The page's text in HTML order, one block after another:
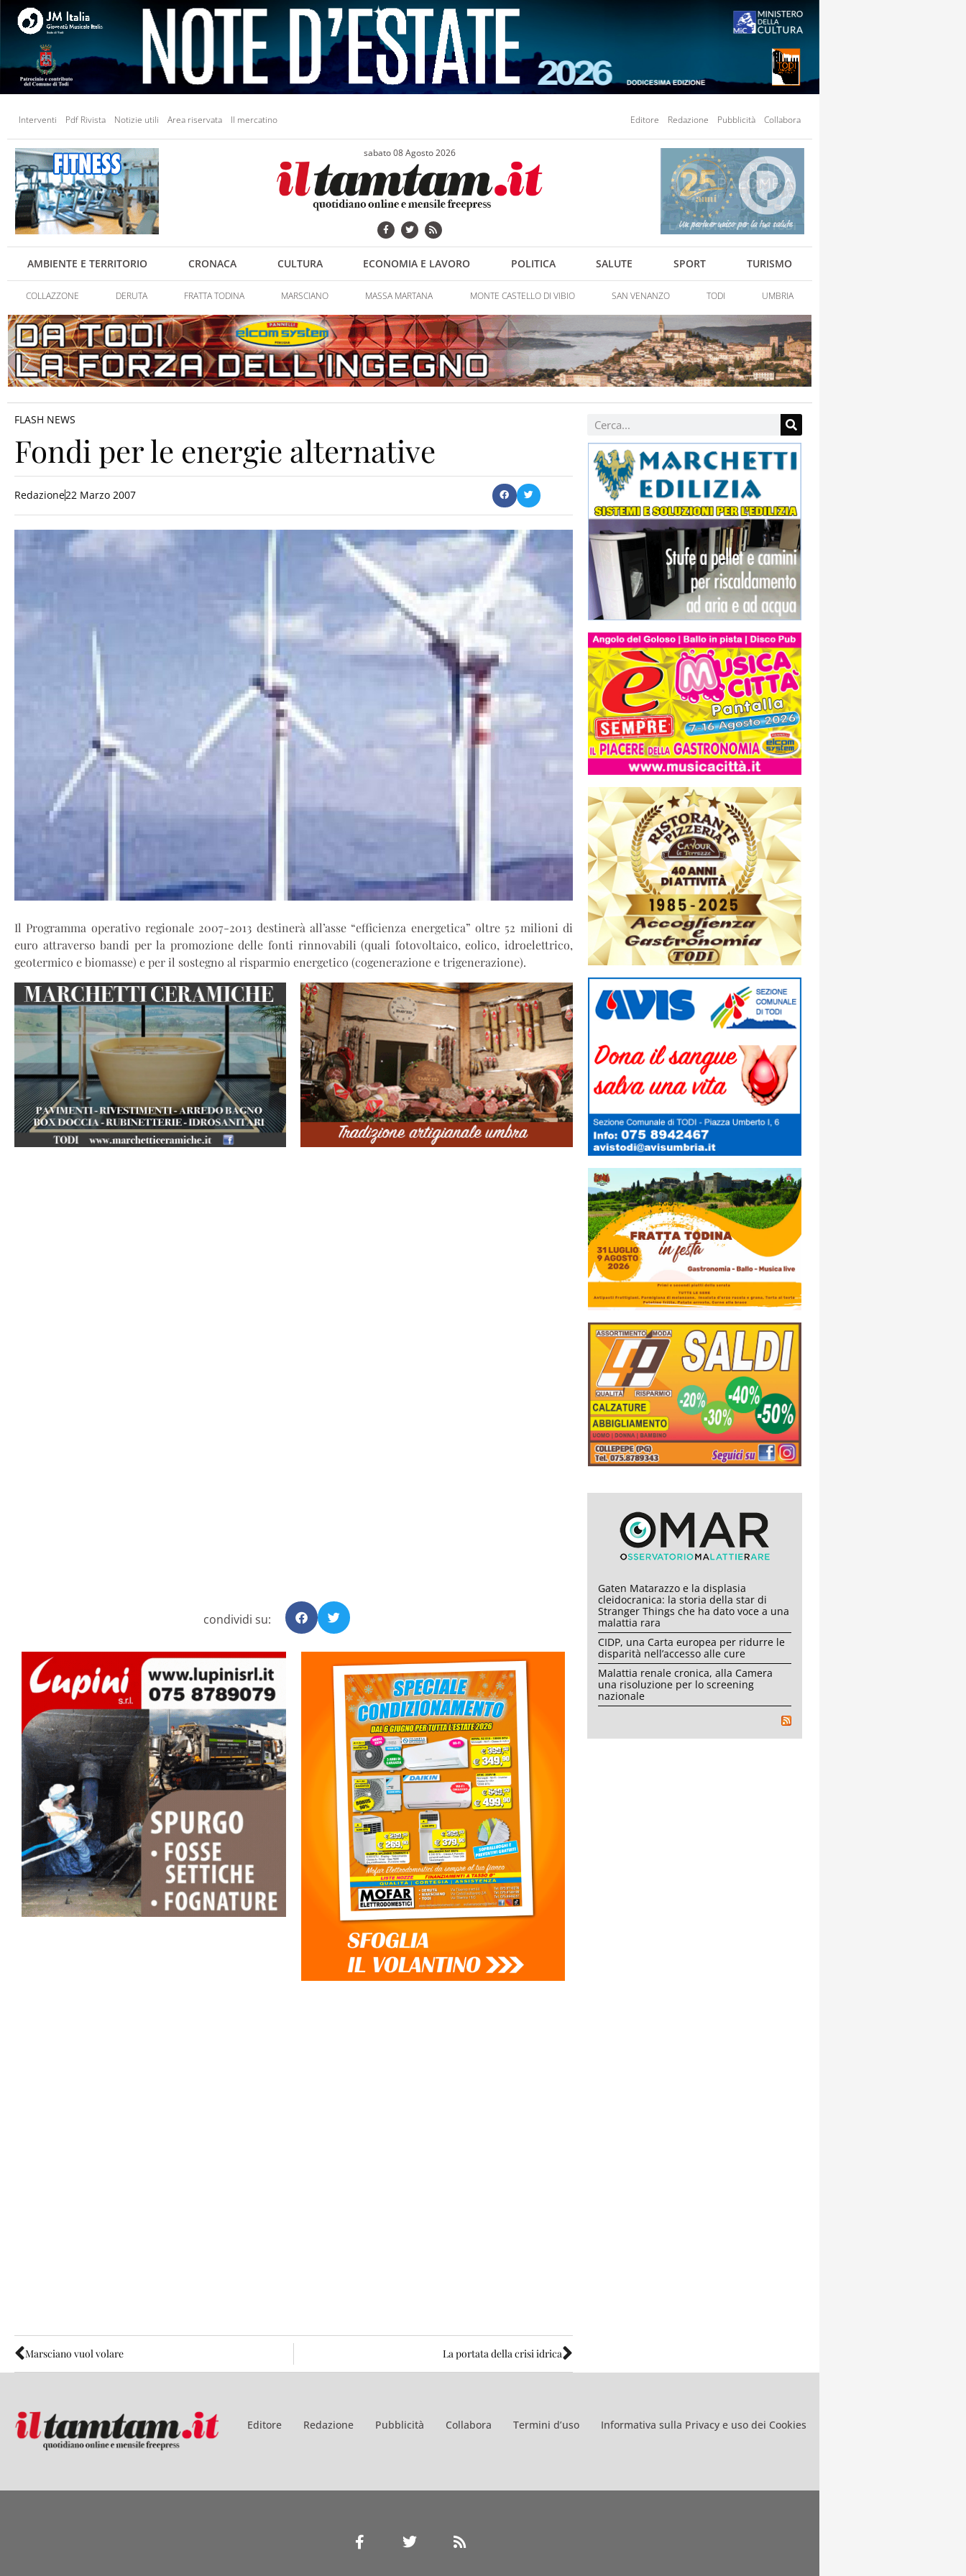
Interventi Pdf Rivista Notizie utili Area riservata Il mercatino Editore Redazione Pubblicità Collabora
sabato 08 Agosto 2026
AMBIENTE E TERRITORIO CRONACA CULTURA ECONOMIA E LAVORO POLITICA SALUTE SPORT TURISMO
COLLAZZONE DERUTA FRATTA TODINA MARSCIANO MASSA MARTANA MONTE CASTELLO DI VIBIO SAN VENANZO TODI UMBRIA
FLASH NEWS
Fondi per le energie alternative
Redazione22 Marzo 2007
Il Programma operativo regionale 2007-2013 destinerà all’asse “efficienza energetica” oltre 52 milioni di
euro attraverso bandi per la promozione delle fonti rinnovabili (quali fotovoltaico, eolico, idroelettrico,
geotermico e biomasse) e per il sostegno al risparmio energetico (cogenerazione e trigenerazione).
condividi su:
Marsciano vuol volare La portata della crisi idrica
Gaten Matarazzo e la displasia
cleidocranica: la storia della star di
Stranger Things che ha dato voce a una
malattia rara
CIDP, una Carta europea per ridurre le
disparità nell’accesso alle cure
Malattia renale cronica, alla Camera
una risoluzione per lo screening
nazionale
Editore Redazione Pubblicità Collabora Termini d’uso Informativa sulla Privacy e uso dei Cookies